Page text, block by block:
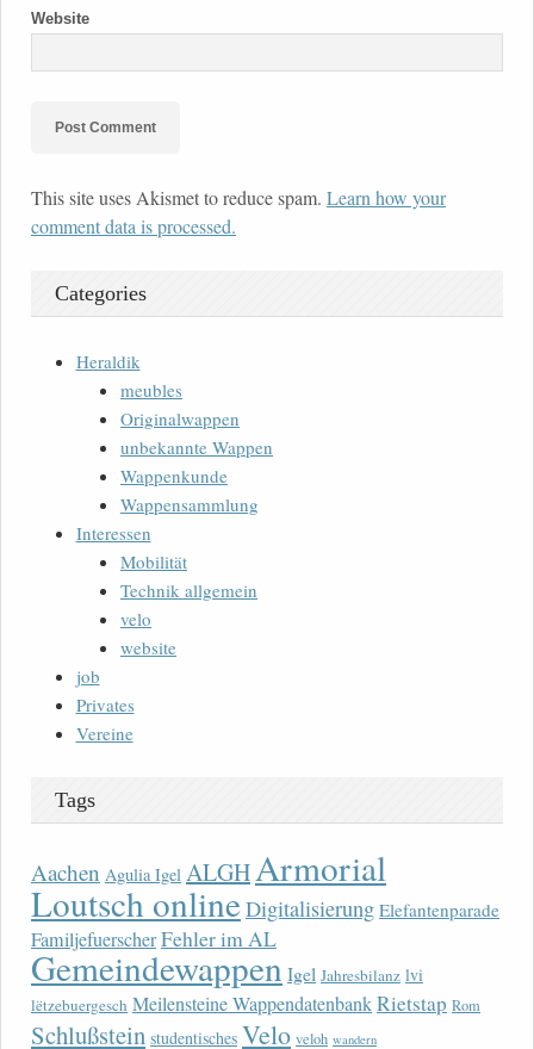
Website
This site uses Akismet to reduce spam. Learn how your
comment data is processed.
Categories
Heraldik
meubles
Originalwappen
unbekannte Wappen
Wappenkunde
Wappensammlung
Interessen
Mobilität
Technik allgemein
velo
website
job
Privates
Vereine
Tags
Aachen Agulia Igel ALGHArmorial
Loutsch onlineDigitalisierung Elefantenparade
FamiljefuerscherFehler im AL
Gemeindewappen Igel Jahresbilanz lvi
lëtzebuergesch Meilensteine WappendatenbankRietstap Rom
Schlußstein studentisches Velo veloh wandern